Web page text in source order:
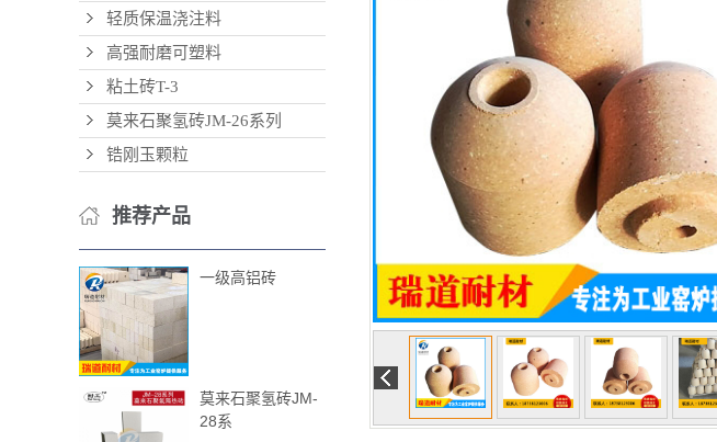
电力行业用耐材
轻质保温浇注料
高强耐磨可塑料
粘土砖T-3
莫来石聚氢砖JM-26系列
锆刚玉颗粒
推荐产品
一级高铝砖
莫来石聚氢砖JM-
28系